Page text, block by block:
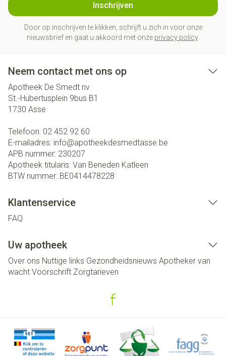
Inschrijven
Door op inschrijven te klikken, schrijft u zich in voor onze
nieuwsbrief en gaat u akkoord met onze privacy policy.
Neem contact met ons op
Apotheek De Smedt nv
St.-Hubertusplein 9bus B1
1730 Asse
Telefoon: 02 452 92 60
E-mailadres: info@apotheekdesmedtasse.be
APB nummer: 230207
Apotheek titularis: Van Beneden Katleen
BTW nummer: BE0414478228
Klantenservice
FAQ
Uw apotheek
Over ons Nuttige links Gezondheidsnieuws Apotheker van
wacht Voorschrift Zorgtarieven